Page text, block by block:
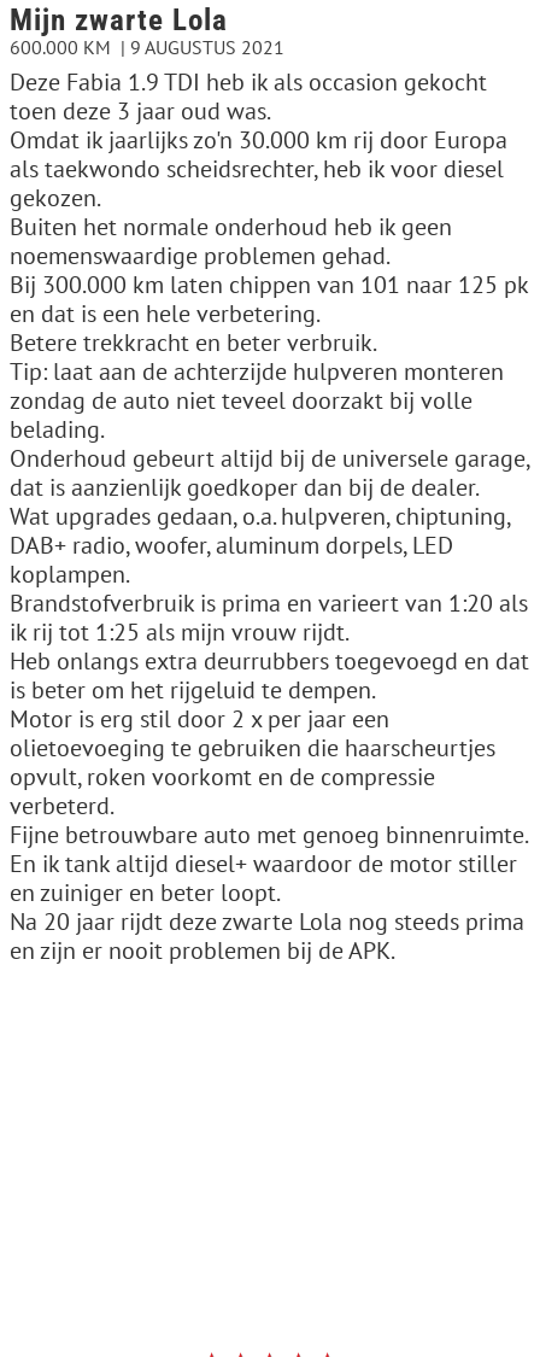
Mijn zwarte Lola
600.000 KM 9 AUGUSTUS 2021
Deze Fabia 1.9 TDI heb ik als occasion gekocht
toen deze 3 jaar oud was.
Omdat ik jaarlijks zo'n 30.000 km rij door Europa
als taekwondo scheidsrechter, heb ik voor diesel
gekozen.
Buiten het normale onderhoud heb ik geen
noemenswaardige problemen gehad.
Bij 300.000 km laten chippen van 101 naar 125 pk
en dat is een hele verbetering.
Betere trekkracht en beter verbruik.
Tip: laat aan de achterzijde hulpveren monteren
zondag de auto niet teveel doorzakt bij volle
belading.
Onderhoud gebeurt altijd bij de universele garage,
dat is aanzienlijk goedkoper dan bij de dealer.
Wat upgrades gedaan, o.a. hulpveren, chiptuning,
DAB+ radio, woofer, aluminum dorpels, LED
koplampen.
Brandstofverbruik is prima en varieert van 1:20 als
ik rij tot 1:25 als mijn vrouw rijdt.
Heb onlangs extra deurrubbers toegevoegd en dat
is beter om het rijgeluid te dempen.
Motor is erg stil door 2 x per jaar een
olietoevoeging te gebruiken die haarscheurtjes
opvult, roken voorkomt en de compressie
verbeterd.
Fijne betrouwbare auto met genoeg binnenruimte.
En ik tank altijd diesel+ waardoor de motor stiller
en zuiniger en beter loopt.
Na 20 jaar rijdt deze zwarte Lola nog steeds prima
en zijn er nooit problemen bij de APK.